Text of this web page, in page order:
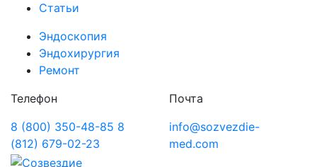
Статьи
Эндоскопия
Эндохирургия
Ремонт
Телефон
8 (800) 350-48-85 8
(812) 679-02-23
Почта
info@sozvezdie-
med.com